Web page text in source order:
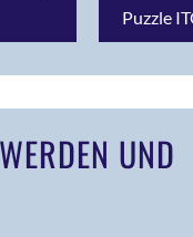
Puzzle
UND